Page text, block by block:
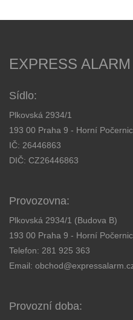
EXPRESS
Sídlo:
Plkovská 2934/1
193 00 Praha 9 - Horní
IČ: 26446863
DIČ: CZ26446863
Provozovna:
Plkovská 2934/1 (Budova B)
193 00 Praha 9 - Horní
Telefon: 281 925 363
Email:
Provozní doba: